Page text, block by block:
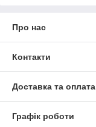
Про нас
Контакти
Доставка та оплата
Графік роботи